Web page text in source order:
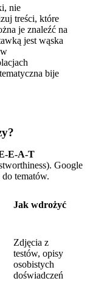
nie
treści, które
je znaleźć na
jest wąska
bije
E-A-T
Google
tematów.
Jak wdrożyć
Zdjęcia z
testów, opisy
osobistych
doświadczeń